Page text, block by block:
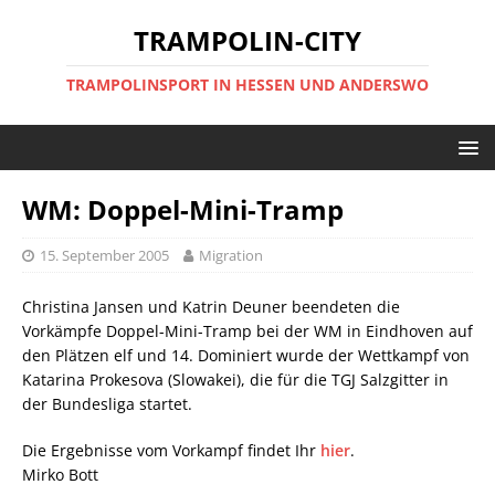
TRAMPOLIN-CITY
TRAMPOLINSPORT IN HESSEN UND ANDERSWO
WM: Doppel-Mini-Tramp
15. September 2005 Migration
Christina Jansen und Katrin Deuner beendeten die
Vorkämpfe Doppel-Mini-Tramp bei der WM in Eindhoven auf
den Plätzen elf und 14. Dominiert wurde der Wettkampf von
Katarina Prokesova (Slowakei), die für die TGJ Salzgitter in
der Bundesliga startet.
Die Ergebnisse vom Vorkampf findet Ihr hier.
Mirko Bott